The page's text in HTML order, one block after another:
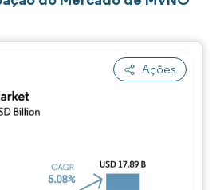
Ações